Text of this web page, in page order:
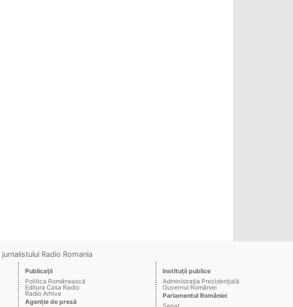
Radio Romania
Publicaţii
Politica Românească
Editura Casa Radio
Radio Arhive
Agenţie de presă
Instituţii publice
Administraţia Prezidenţială
Guvernul României
Parlamentul României